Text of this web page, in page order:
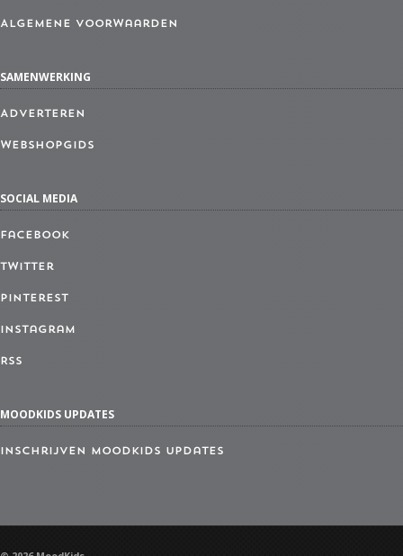
Algemene Voorwaarden
SAMENWERKING
Adverteren
Webshopgids
SOCIAL MEDIA
Facebook
Twitter
Pinterest
Instagram
RSS
MOODKIDS UPDATES
Inschrijven MoodKids Updates